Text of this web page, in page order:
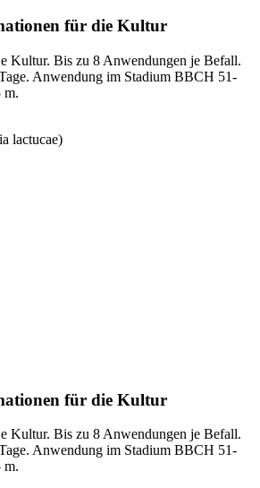
für die Kultur
Kultur. Bis zu 8 Anwendungen je Befall.
Anwendung im Stadium BBCH 51-
m.
lactucae)
für die Kultur
Kultur. Bis zu 8 Anwendungen je Befall.
Anwendung im Stadium BBCH 51-
m.